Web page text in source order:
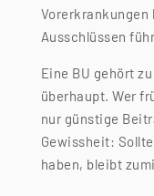
Vorerkrankungen
Ausschlüssen
Eine BU gehört
überhaupt. Wer
nur günstige
Gewissheit:
haben, bleibt